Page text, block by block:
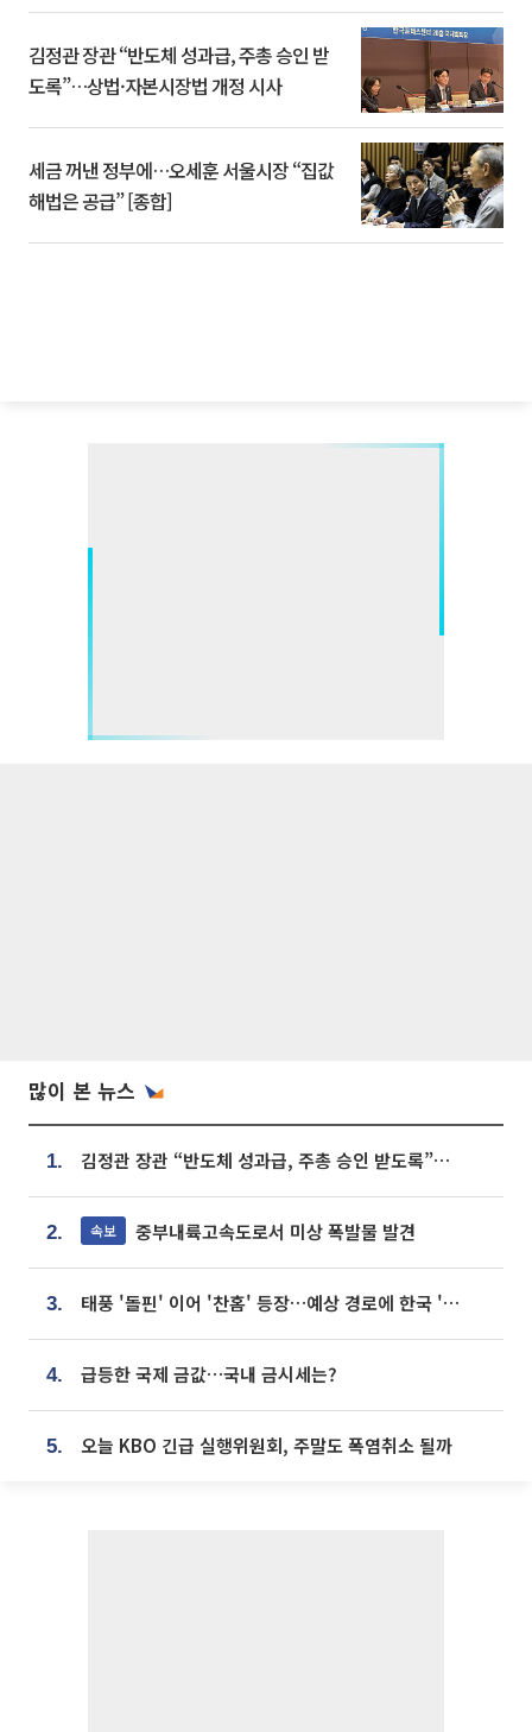
김정관 장관 “반도체 성과급, 주총 승인 받
도록”…상법·자본시장법 개정 시사
세금 꺼낸 정부에…오세훈 서울시장 “집값
해법은 공급” [종합]
많이 본 뉴스
1. 김정관 장관 “반도체 성과급, 주총 승인 받도록”…상법·자본시장법 개정 시사
2. 속보 중부내륙고속도로서 미상 폭발물 발견
3. 태풍 '돌핀' 이어 '찬홈' 등장…예상 경로에 한국 '한숨'
4. 급등한 국제 금값…국내 금시세는?
5. 오늘 KBO 긴급 실행위원회, 주말도 폭염취소 될까